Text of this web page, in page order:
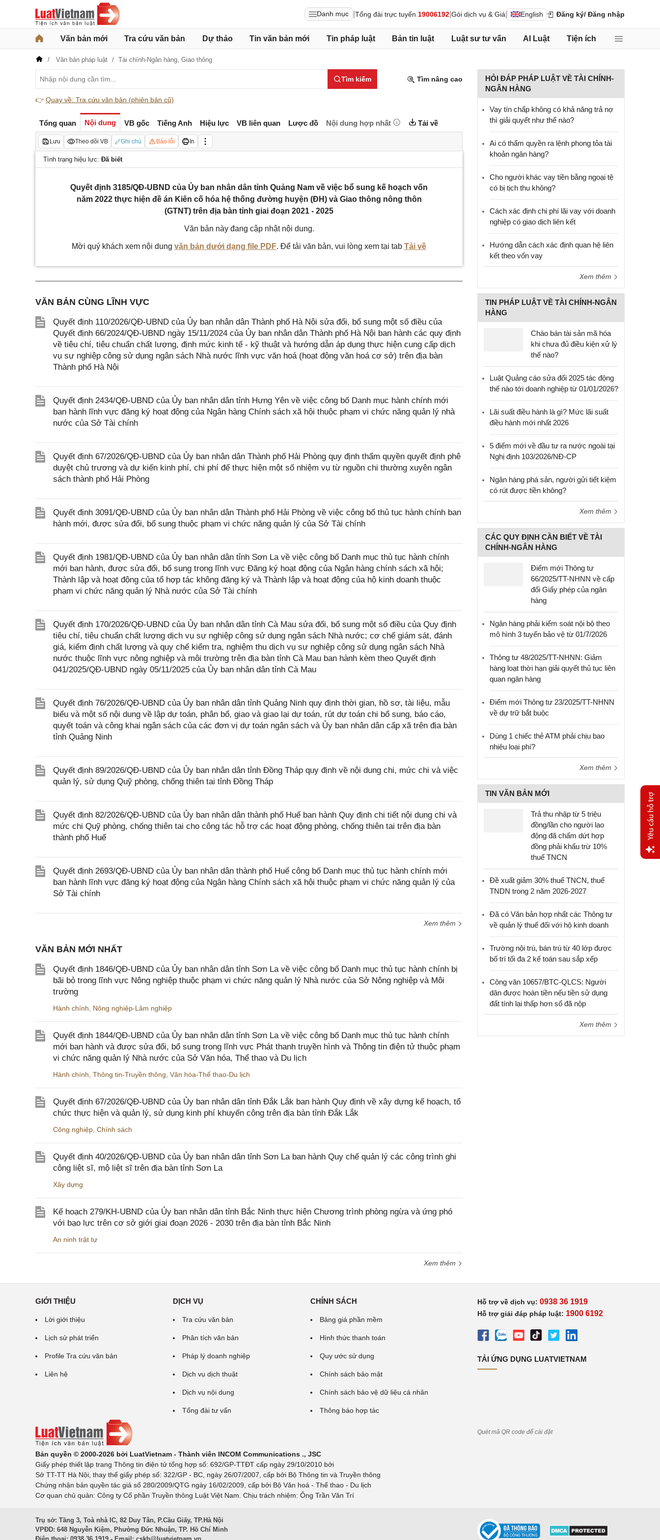
Danh mục Tổng đài trực tuyến 19006192 Gói dịch vụ & Giá English Đăng ký/ Đăng nhập
Văn bản mới Tra cứu văn bản Dự thảo Tin văn bản mới Tin pháp luật Bản tin luật Luật sư tư vấn AI Luật Tiện ích
Văn bản pháp luật Tài chính-Ngân hàng, Giao thông
Tìm kiếm Tìm nâng cao
👉 Quay về: Tra cứu văn bản (phiên bản cũ)
Tổng quan Nội dung VB gốc Tiếng Anh Hiệu lực VB liên quan Lược đồ Nội dung hợp nhất Tải về
Lưu Theo dõi VB Ghi chú Báo lỗi In
Tình trạng hiệu lực: Đã biết
Quyết định 3185/QĐ-UBND của Ủy ban nhân dân tỉnh Quảng Nam về việc bổ sung kế hoạch vốn
năm 2022 thực hiện đề án Kiên cố hóa hệ thống đường huyện (ĐH) và Giao thông nông thôn
(GTNT) trên địa bàn tỉnh giai đoạn 2021 - 2025
Văn bản này đang cập nhật nội dung.
Mời quý khách xem nội dung văn bản dưới dạng file PDF. Để tải văn bản, vui lòng xem tại tab Tải về
VĂN BẢN CÙNG LĨNH VỰC
Quyết định 110/2026/QĐ-UBND của Ủy ban nhân dân Thành phố Hà Nội sửa đổi, bổ sung một số điều của
Quyết định 66/2024/QĐ-UBND ngày 15/11/2024 của Ủy ban nhân dân Thành phố Hà Nội ban hành các quy định
về tiêu chí, tiêu chuẩn chất lượng, định mức kinh tế - kỹ thuật và hướng dẫn áp dụng thực hiện cung cấp dịch
vụ sự nghiệp công sử dụng ngân sách Nhà nước lĩnh vực văn hoá (hoạt động văn hoá cơ sở) trên địa bàn
Thành phố Hà Nội
Quyết định 2434/QĐ-UBND của Ủy ban nhân dân tỉnh Hưng Yên về việc công bố Danh mục hành chính mới
ban hành lĩnh vực đăng ký hoạt động của Ngân hàng Chính sách xã hội thuộc phạm vi chức năng quản lý nhà
nước của Sở Tài chính
Quyết định 67/2026/QĐ-UBND của Ủy ban nhân dân Thành phố Hải Phòng quy định thẩm quyền quyết định phê
duyệt chủ trương và dự kiến kinh phí, chi phí để thực hiện một số nhiệm vụ từ nguồn chi thường xuyên ngân
sách thành phố Hải Phòng
Quyết định 3091/QĐ-UBND của Ủy ban nhân dân Thành phố Hải Phòng về việc công bố thủ tục hành chính ban
hành mới, được sửa đổi, bổ sung thuộc phạm vi chức năng quản lý của Sở Tài chính
Quyết định 1981/QĐ-UBND của Ủy ban nhân dân tỉnh Sơn La về việc công bố Danh mục thủ tục hành chính
mới ban hành, được sửa đổi, bổ sung trong lĩnh vực Đăng ký hoạt động của Ngân hàng chính sách xã hội;
Thành lập và hoạt động của tổ hợp tác không đăng ký và Thành lập và hoạt động của hộ kinh doanh thuộc
phạm vi chức năng quản lý Nhà nước của Sở Tài chính
Quyết định 170/2026/QĐ-UBND của Ủy ban nhân dân tỉnh Cà Mau sửa đổi, bổ sung một số điều của Quy định
tiêu chí, tiêu chuẩn chất lượng dịch vụ sự nghiệp công sử dụng ngân sách Nhà nước; cơ chế giám sát, đánh
giá, kiểm định chất lượng và quy chế kiểm tra, nghiệm thu dịch vụ sự nghiệp công sử dụng ngân sách Nhà
nước thuộc lĩnh vực nông nghiệp và môi trường trên địa bàn tỉnh Cà Mau ban hành kèm theo Quyết định
041/2025/QĐ-UBND ngày 05/11/2025 của Ủy ban nhân dân tỉnh Cà Mau
Quyết định 76/2026/QĐ-UBND của Ủy ban nhân dân tỉnh Quảng Ninh quy định thời gian, hồ sơ, tài liệu, mẫu
biểu và một số nội dung về lập dự toán, phân bổ, giao và giao lại dự toán, rút dự toán chi bổ sung, báo cáo,
quyết toán và công khai ngân sách của các đơn vị dự toán ngân sách và Ủy ban nhân dân cấp xã trên địa bàn
tỉnh Quảng Ninh
Quyết định 89/2026/QĐ-UBND của Ủy ban nhân dân tỉnh Đồng Tháp quy định về nội dung chi, mức chi và việc
quản lý, sử dụng Quỹ phòng, chống thiên tai tỉnh Đồng Tháp
Quyết định 82/2026/QĐ-UBND của Ủy ban nhân dân thành phố Huế ban hành Quy định chi tiết nội dung chi và
mức chi Quỹ phòng, chống thiên tai cho công tác hỗ trợ các hoạt động phòng, chống thiên tai trên địa bàn
thành phố Huế
Quyết định 2693/QĐ-UBND của Ủy ban nhân dân thành phố Huế công bố Danh mục thủ tục hành chính mới
ban hành lĩnh vực đăng ký hoạt động của Ngân hàng Chính sách xã hội thuộc phạm vi chức năng quản lý của
Sở Tài chính
Xem thêm
VĂN BẢN MỚI NHẤT
Quyết định 1846/QĐ-UBND của Ủy ban nhân dân tỉnh Sơn La về việc công bố Danh mục thủ tục hành chính bị
bãi bỏ trong lĩnh vực Nông nghiệp thuộc phạm vi chức năng quản lý Nhà nước của Sở Nông nghiệp và Môi
trường
Hành chính Nông nghiệp-Lâm nghiệp
Quyết định 1844/QĐ-UBND của Ủy ban nhân dân tỉnh Sơn La về việc công bố Danh mục thủ tục hành chính
mới ban hành và được sửa đổi, bổ sung trong lĩnh vực Phát thanh truyền hình và Thông tin điện tử thuộc phạm
vi chức năng quản lý Nhà nước của Sở Văn hóa, Thể thao và Du lịch
Hành chính Thông tin-Truyền thông Văn hóa-Thể thao-Du lịch
Quyết định 67/2026/QĐ-UBND của Ủy ban nhân dân tỉnh Đắk Lắk ban hành Quy định về xây dựng kế hoạch, tổ
chức thực hiện và quản lý, sử dụng kinh phí khuyến công trên địa bàn tỉnh Đắk Lắk
Công nghiệp Chính sách
Quyết định 40/2026/QĐ-UBND của Ủy ban nhân dân tỉnh Sơn La ban hành Quy chế quản lý các công trình ghi
công liệt sĩ, mộ liệt sĩ trên địa bàn tỉnh Sơn La
Xây dựng
Kế hoạch 279/KH-UBND của Ủy ban nhân dân tỉnh Bắc Ninh thực hiện Chương trình phòng ngừa và ứng phó
với bạo lực trên cơ sở giới giai đoạn 2026 - 2030 trên địa bàn tỉnh Bắc Ninh
An ninh trật tự
Xem thêm
HỎI ĐÁP PHÁP LUẬT VỀ TÀI CHÍNH-
NGÂN HÀNG
Vay tín chấp không có khả năng trả nợ
thì giải quyết như thế nào?
Ai có thẩm quyền ra lệnh phong tỏa tài
khoản ngân hàng?
Cho người khác vay tiền bằng ngoại tệ
có bị tịch thu không?
Cách xác định chi phí lãi vay với doanh
nghiệp có giao dịch liên kết
Hướng dẫn cách xác định quan hệ liên
kết theo vốn vay
Xem thêm
TIN PHÁP LUẬT VỀ TÀI CHÍNH-NGÂN
HÀNG
Chào bán tài sản mã hóa
khi chưa đủ điều kiện xử lý
thế nào?
Luật Quảng cáo sửa đổi 2025 tác động
thế nào tới doanh nghiệp từ 01/01/2026?
Lãi suất điều hành là gì? Mức lãi suất
điều hành mới nhất 2026
5 điểm mới về đầu tư ra nước ngoài tại
Nghị định 103/2026/NĐ-CP
Ngân hàng phá sản, người gửi tiết kiệm
có rút được tiền không?
Xem thêm
CÁC QUY ĐỊNH CẦN BIẾT VỀ TÀI
CHÍNH-NGÂN HÀNG
Điểm mới Thông tư
66/2025/TT-NHNN về cấp
đổi Giấy phép của ngân
hàng
Ngân hàng phải kiểm soát nội bộ theo
mô hình 3 tuyến bảo vệ từ 01/7/2026
Thông tư 48/2025/TT-NHNN: Giảm
hàng loạt thời hạn giải quyết thủ tục liên
quan ngân hàng
Điểm mới Thông tư 23/2025/TT-NHNN
về dự trữ bắt buộc
Dùng 1 chiếc thẻ ATM phải chịu bao
nhiêu loại phí?
Xem thêm
TIN VĂN BẢN MỚI
Trả thu nhập từ 5 triệu
đồng/lần cho người lao
động đã chấm dứt hợp
đồng phải khấu trừ 10%
thuế TNCN
Đề xuất giảm 30% thuế TNCN, thuế
TNDN trong 2 năm 2026-2027
Đã có Văn bản hợp nhất các Thông tư
về quản lý thuế đối với hộ kinh doanh
Trường nội trú, bán trú từ 40 lớp được
bố trí tối đa 2 kế toán sau sắp xếp
Công văn 10657/BTC-QLCS: Người
dân được hoàn tiền nếu tiền sử dụng
đất tính lại thấp hơn số đã nộp
Xem thêm
GIỚI THIỆU
Lời giới thiệu
Lịch sử phát triển
Profile Tra cứu văn bản
Liên hệ
DỊCH VỤ
Tra cứu văn bản
Phân tích văn bản
Pháp lý doanh nghiệp
Dịch vụ dịch thuật
Dịch vụ nội dung
Tổng đài tư vấn
CHÍNH SÁCH
Bảng giá phần mềm
Hình thức thanh toán
Quy ước sử dụng
Chính sách bảo mật
Chính sách bảo vệ dữ liệu cá nhân
Thông báo hợp tác
Bản quyền © 2000-2026 bởi LuatVietnam - Thành viên INCOM Communications ., JSC
Giấy phép thiết lập trang Thông tin điện tử tổng hợp số: 692/GP-TTĐT cấp ngày 29/10/2010 bởi
Sở TT-TT Hà Nội, thay thế giấy phép số: 322/GP - BC, ngày 26/07/2007, cấp bởi Bộ Thông tin và Truyền thông
Chứng nhận bản quyền tác giả số 280/2009/QTG ngày 16/02/2009, cấp bởi Bộ Văn hoá - Thể thao - Du lịch
Cơ quan chủ quản: Công ty Cổ phần Truyền thông Luật Việt Nam. Chịu trách nhiệm: Ông Trần Văn Trí
Hỗ trợ về dịch vụ: 0938 36 1919
Hỗ trợ giải đáp pháp luật: 1900 6192
TẢI ỨNG DỤNG LUATVIETNAM
Quét mã QR code để cài đặt
Trụ sở: Tầng 3, Toà nhà IC, 82 Duy Tân, P.Cầu Giấy, TP.Hà Nội
VPĐD: 648 Nguyễn Kiệm, Phường Đức Nhuận, TP. Hồ Chí Minh